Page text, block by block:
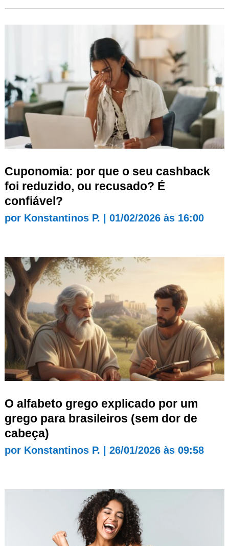
Cuponomia: por que o seu cashback
foi reduzido, ou recusado? É
confiável?
por Konstantinos P. 01/02/2026 às 16:00
O alfabeto grego explicado por um
grego para brasileiros (sem dor de
cabeça)
por Konstantinos P. 26/01/2026 às 09:58